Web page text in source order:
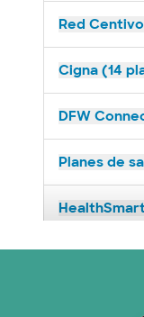
Red
Cigna (14
DFW
Planes de
Imagine